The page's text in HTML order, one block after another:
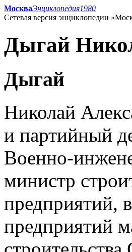
МоскваЭнциклопедия1980
Сетевая версия энциклопедии
Дыгай
Дыгай
Николай
и партийный
Военно-
министр
предприятий,
предприятий